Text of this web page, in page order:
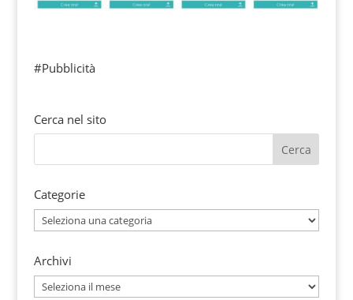
#Pubblicità
Cerca nel sito
Categorie
Categorie
Archivi
Archivi